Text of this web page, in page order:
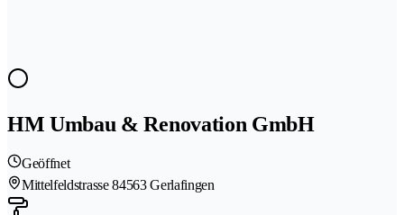
HM Umbau & Renovation GmbH
Geöffnet
Mittelfeldstrasse 84563 Gerlafingen